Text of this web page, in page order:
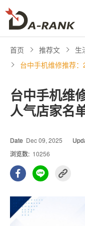
首页 推荐文
生
台中手机维修推荐
台中手机维
人气店家名
Date Dec 09, 2025
浏览数: 10256